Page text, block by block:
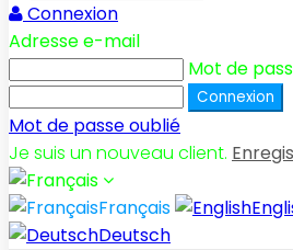
Connexion
Adresse e-mail
Mot de
Mot de passe oublié
Je suis un nouveau client.
Français
Deutsch